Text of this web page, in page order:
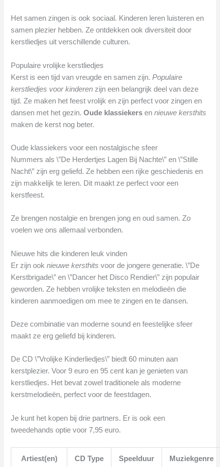
Het samen zingen is ook sociaal. Kinderen leren luisteren en
samen plezier hebben. Ze ontdekken ook diversiteit door
kerstliedjes uit verschillende culturen.
Populaire vrolijke kerstliedjes
Kerst is een tijd van vreugde en samen zijn.Populaire
kerstliedjes voor kinderen zijn een belangrijk deel van deze
tijd. Ze maken het feest vrolijk en zijn perfect voor zingen en
dansen met het gezin.Oude klassiekers ennieuwe kersthits
maken de kerst nog beter.
Oude klassiekers voor een nostalgische sfeer
Nummers als \”De Herdertjes Lagen Bij Nachte\” en \”Stille
Nacht\” zijn erg geliefd. Ze hebben een rijke geschiedenis en
zijn makkelijk te leren. Dit maakt ze perfect voor een
kerstfeest.
Ze brengen nostalgie en brengen jong en oud samen. Zo
voelen we ons allemaal verbonden.
Nieuwe hits die kinderen leuk vinden
Er zijn ooknieuwe kersthits voor de jongere generatie. \”De
Kerstbrigade\” en \”Dancer het Disco Rendier\” zijn populair
geworden. Ze hebben vrolijke teksten en melodieën die
kinderen aanmoedigen om mee te zingen en te dansen.
Deze combinatie van moderne sound en feestelijke sfeer
maakt ze erg geliefd bij kinderen.
De CD \”Vrolijke Kinderliedjes\” biedt 60 minuten aan
kerstplezier. Voor 9 euro en 95 cent kan je genieten van
kerstliedjes. Het bevat zowel traditionele als moderne
kerstmelodieën, perfect voor de feestdagen.
Je kunt het kopen bij drie partners. Er is ook een
tweedehands optie voor 7,95 euro.
Artiest(en) CD Type Speelduur Muziekgenre